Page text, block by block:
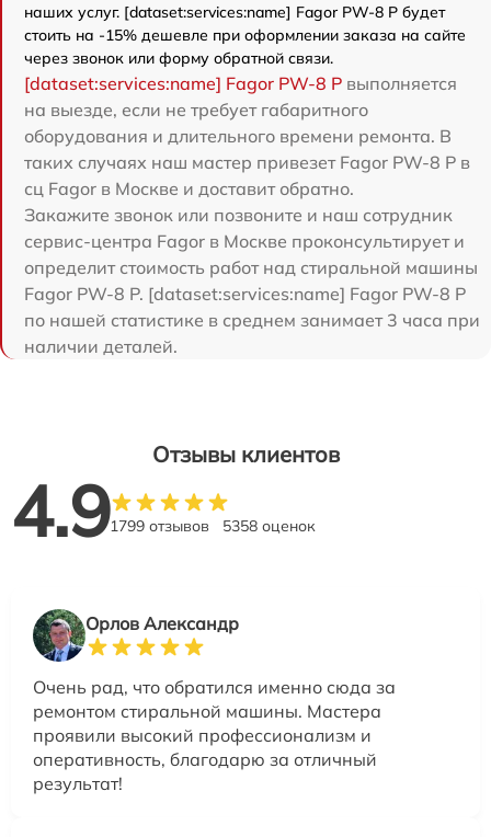
наших услуг. [dataset:services:name] Fagor PW-8 P будет
стоить на -15% дешевле при оформлении заказа на сайте
через звонок или форму обратной связи.
[dataset:services:name] Fagor PW-8 P выполняется
на выезде, если не требует габаритного
оборудования и длительного времени ремонта. В
таких случаях наш мастер привезет Fagor PW-8 P в
сц Fagor в Москве и доставит обратно.
Закажите звонок или позвоните и наш сотрудник
сервис-центра Fagor в Москве проконсультирует и
определит стоимость работ над стиральной машины
Fagor PW-8 P. [dataset:services:name] Fagor PW-8 P
по нашей статистике в среднем занимает 3 часа при
наличии деталей.
Отзывы клиентов
4.91799 отзывов 5358 оценок
Орлов Александр
Очень рад, что обратился именно сюда за
ремонтом стиральной машины. Мастера
проявили высокий профессионализм и
оперативность, благодарю за отличный
результат!